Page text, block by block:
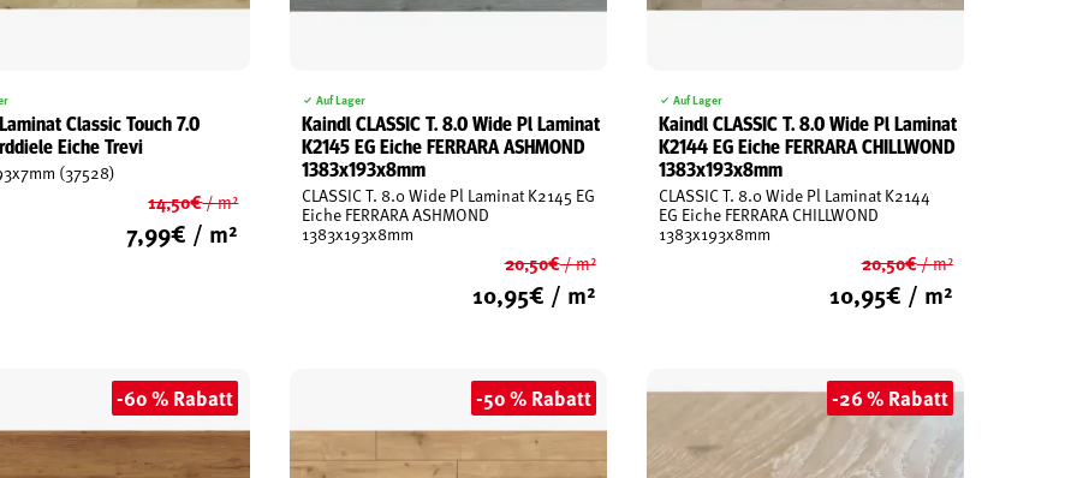
Classic Touch 7.0
Eiche Trevi
(37528)
14,50€/ m²
Ursprünglicher
7,99€ / m²
Auf Lager
Kaindl CLASSIC T. 8.0 Wide Pl Laminat
K2145 EG Eiche FERRARA ASHMOND
1383x193x8mm
CLASSIC T. 8.0 Wide Pl Laminat K2145 EG
Eiche FERRARA ASHMOND
1383x193x8mm
20,50€/ m²
Ursprünglicher
10,95€ / m²
10,95€.
Auf Lager
Kaindl CLASSIC T. 8.0 Wide Pl Laminat
K2144 EG Eiche FERRARA CHILLWOND
1383x193x8mm
CLASSIC T. 8.0 Wide Pl Laminat K2144
EG Eiche FERRARA CHILLWOND
1383x193x8mm
20,50€/ m²
Ursprünglicher
10,95€ / m²
10,95€.
-60 % Rabatt -50 % Rabatt -26 % Rabatt